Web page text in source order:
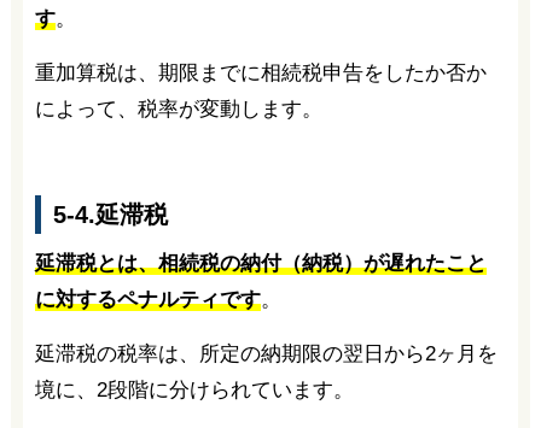
す。
重加算税は、期限までに相続税申告をしたか否か
によって、税率が変動します。
5-4.延滞税
延滞税とは、相続税の納付（納税）が遅れたこと
に対するペナルティです。
延滞税の税率は、所定の納期限の翌日から2ヶ月を
境に、2段階に分けられています。